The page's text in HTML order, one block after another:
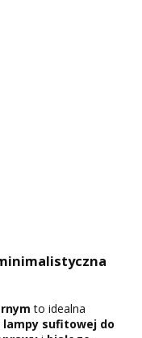
to idealna
lampy sufitowej do